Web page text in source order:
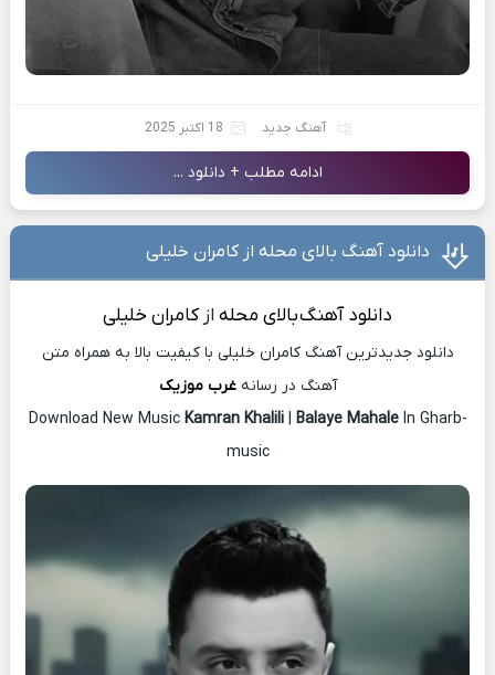
آهنگ جدید 18 اکتبر 2025
ادامه مطلب + دانلود ...
دانلود آهنگ بالای محله از کامران خلیلی
دانلود آهنگبالای محله ازکامران خلیلی
دانلود جدیدترین آهنگ کامران خلیلی با کیفیت بالا به همراه متن
آهنگ در رسانهغرب موزیک
Download New Music Kamran Khalili| Balaye MahaleIn Gharb-
music